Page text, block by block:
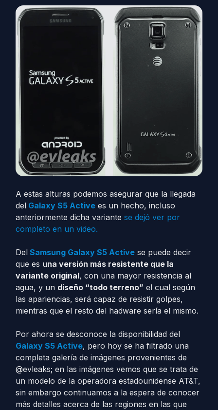
A estas alturas podemos asegurar que la llegada
del Galaxy S5 Active es un hecho, incluso
anteriormente dicha variante se dejó ver por
completo en un video.
Del Samsung Galaxy S5 Active se puede decir
que es una versión más resistente que la
variante original, con una mayor resistencia al
agua, y un diseño “todo terreno” el cual según
las apariencias, será capaz de resistir golpes,
mientras que el resto del hadware sería el mismo.
Por ahora se desconoce la disponibilidad del
Galaxy S5 Active, pero hoy se ha filtrado una
completa galería de imágenes provenientes de
@evleaks; en las imágenes vemos que se trata de
un modelo de la operadora estadounidense AT&T,
sin embargo continuamos a la espera de conocer
más detalles acerca de las regiones en las que